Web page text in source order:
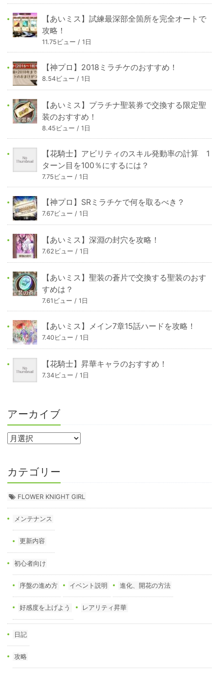
【あいミス】試練最深部全箇所を完全オートで
攻略！
11.75ビュー / 1日
【神プロ】2018ミラチケのおすすめ！
8.54ビュー / 1日
【あいミス】プラチナ聖装券で交換する限定聖
装のおすすめ！
8.45ビュー / 1日
【花騎士】アビリティのスキル発動率の計算 1
ターン目を100％にするには？
7.75ビュー / 1日
【神プロ】SRミラチケで何を取るべき？
7.67ビュー / 1日
【あいミス】深淵の封穴を攻略！
7.62ビュー / 1日
【あいミス】聖装の蒼片で交換する聖装のおす
すめは？
7.61ビュー / 1日
【あいミス】メイン7章15話ハードを攻略！
7.40ビュー / 1日
【花騎士】昇華キャラのおすすめ！
7.34ビュー / 1日
アーカイブ
カテゴリー
FLOWER KNIGHT GIRL
メンテナンス
更新内容
初心者向け
序盤の進め方 イベント説明 進化、開花の方法
好感度を上げよう レアリティ昇華
日記
攻略